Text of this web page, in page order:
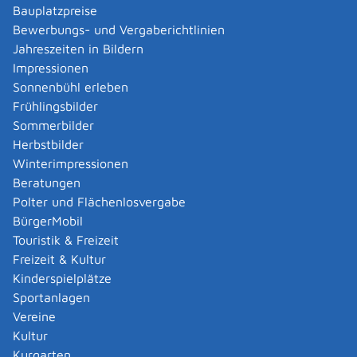
Bauplatzpreise
Bewerbungs- und Vergaberichtlinien
Jahreszeiten in Bildern
Impressionen
Sonnenbühl erleben
Frühlingsbilder
Sommerbilder
Herbstbilder
Winterimpressionen
Beratungen
Polter und Flächenlosvergabe
BürgerMobil
Touristik & Freizeit
Freizeit & Kultur
Kinderspielplätze
Sportanlagen
Vereine
Kultur
geschlossenen Ortslage
Ausnahme: Fahrbahnen und Parkplätze von
mehr als zweistreifigen Straßen
beschränkt öffentliche Wege und Geh- und
Radwege, die Bestandteil einer öffentlichen
Straße sind
Sie versickern das Wasser flächenhaft oder in
Mulden auf mindestens 30 Zentimeter mächtigem
bewachsenen Boden in das Grundwasser.
Die dezentrale Beseitigung von
Niederschlagswasser ist in bauplanungsrechtlichen
oder bauordnungsrechtlichen Vorschriften
vorgesehen.
Die erlaubnisfreie Einleitung von Niederschlagswasser
müssen Sie anzeigen,
wenn es von befestigten oder bebauten Flächen
von mehr als 1.200 Quadratmetern stammt und